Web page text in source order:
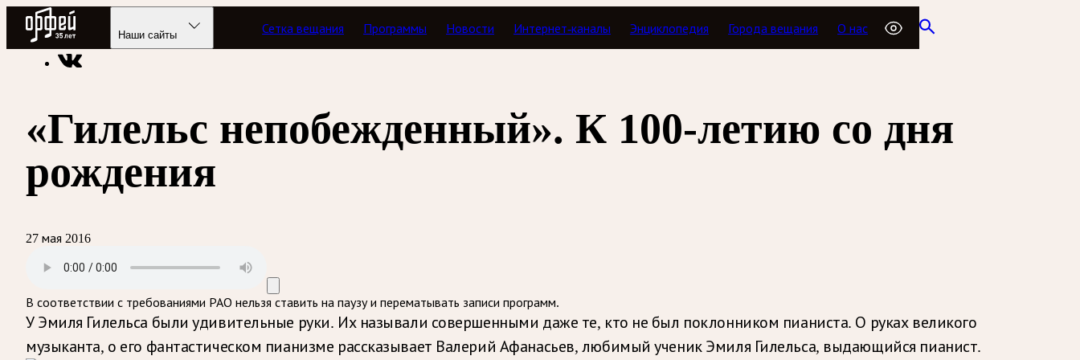
Радио Орфей
Наши сайты Сетка вещания Программы Новости Интернет-каналы Энциклопедия Города вещания О нас
Радио классической музыки «Орфей» Подкасты Overtime
«Гилельс непобежденный». К 100-летию со дня
рождения
27 мая 2016
В соответствии с требованиями РАО нельзя ставить на паузу и перематывать записи программ.
У Эмиля Гилельса были удивительные руки. Их называли совершенными даже те, кто не был поклонником пианиста. О руках великого
музыканта, о его фантастическом пианизме рассказывает Валерий Афанасьев, любимый ученик Эмиля Гилельса, выдающийся пианист.